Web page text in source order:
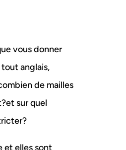
vous donner
anglais,
de mailles
sur quel
et elles sont